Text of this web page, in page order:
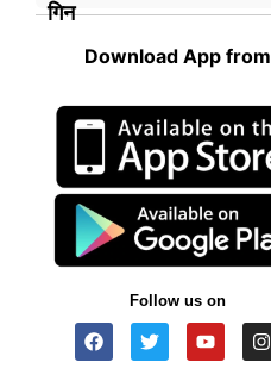
Download App from
Follow us on